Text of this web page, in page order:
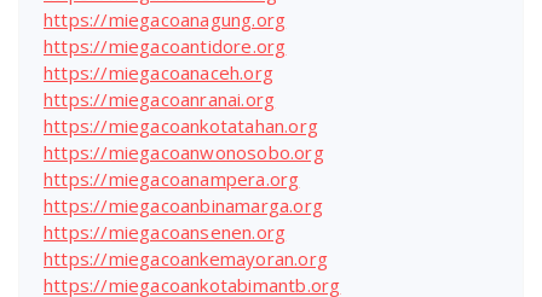
https://miegacoanagung.org
https://miegacoantidore.org
https://miegacoanaceh.org
https://miegacoanranai.org
https://miegacoankotatahan.org
https://miegacoanwonosobo.org
https://miegacoanampera.org
https://miegacoanbinamarga.org
https://miegacoansenen.org
https://miegacoankemayoran.org
https://miegacoankotabimantb.org